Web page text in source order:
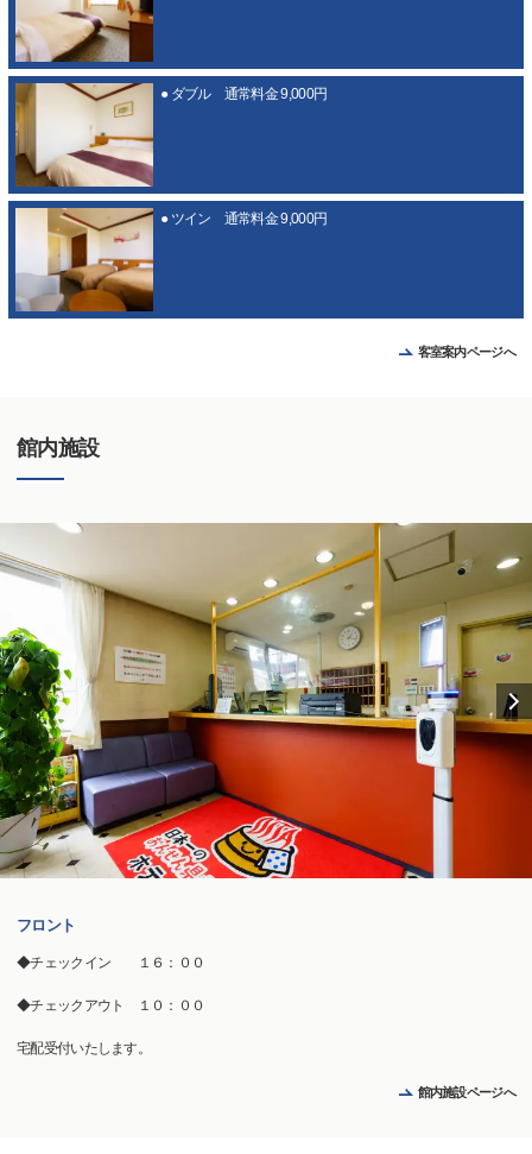
● ダブル 通常料金 9,000円
● ツイン 通常料金 9,000円
客室案内ページへ
館内施設
フロント
◆チェックイン １６：００
◆チェックアウト １０：００
宅配受付いたします。
館内施設ページへ